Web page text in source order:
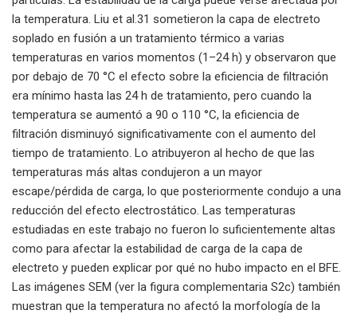
la temperatura. Liu et al.31 sometieron la capa de electreto
soplado en fusión a un tratamiento térmico a varias
temperaturas en varios momentos (1–24 h) y observaron que
por debajo de 70 °C el efecto sobre la eficiencia de filtración
era mínimo hasta las 24 h de tratamiento, pero cuando la
temperatura se aumentó a 90 o 110 °C, la eficiencia de
filtración disminuyó significativamente con el aumento del
tiempo de tratamiento. Lo atribuyeron al hecho de que las
temperaturas más altas condujeron a un mayor
escape/pérdida de carga, lo que posteriormente condujo a una
reducción del efecto electrostático. Las temperaturas
estudiadas en este trabajo no fueron lo suficientemente altas
como para afectar la estabilidad de carga de la capa de
electreto y pueden explicar por qué no hubo impacto en el BFE.
Las imágenes SEM (ver la figura complementaria S2c) también
muestran que la temperatura no afectó la morfología de la